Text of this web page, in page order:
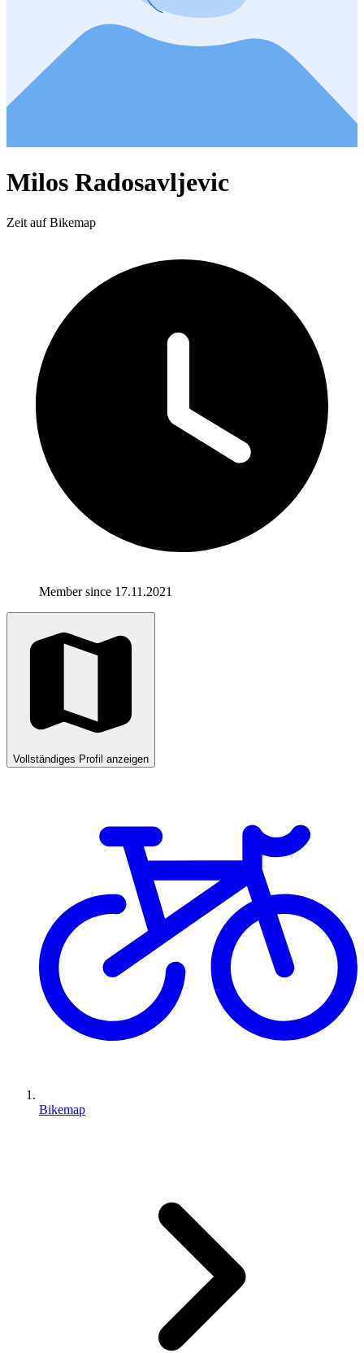
Milos Radosavljevic
Zeit auf Bikemap
Member since 17.11.2021
Vollständiges Profil anzeigen
Bikemap